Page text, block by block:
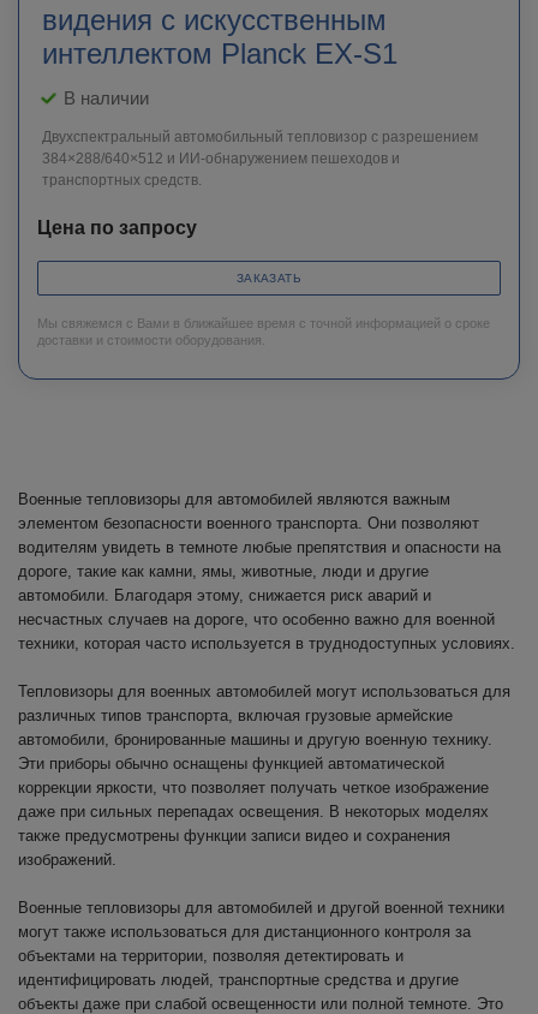
видения с искусственным
интеллектом Planck EX-S1
В наличии
Двухспектральный автомобильный тепловизор с разрешением
384×288/640×512 и ИИ-обнаружением пешеходов и
транспортных средств.
Цена по запросу
ЗАКАЗАТЬ
Мы свяжемся с Вами в ближайшее время с точной информацией о сроке
доставки и стоимости оборудования.
Военные тепловизоры для автомобилей являются важным
элементом безопасности военного транспорта. Они позволяют
водителям увидеть в темноте любые препятствия и опасности на
дороге, такие как камни, ямы, животные, люди и другие
автомобили. Благодаря этому, снижается риск аварий и
несчастных случаев на дороге, что особенно важно для военной
техники, которая часто используется в труднодоступных условиях.
Тепловизоры для военных автомобилей могут использоваться для
различных типов транспорта, включая грузовые армейские
автомобили, бронированные машины и другую военную технику.
Эти приборы обычно оснащены функцией автоматической
коррекции яркости, что позволяет получать четкое изображение
даже при сильных перепадах освещения. В некоторых моделях
также предусмотрены функции записи видео и сохранения
изображений.
Военные тепловизоры для автомобилей и другой военной техники
могут также использоваться для дистанционного контроля за
объектами на территории, позволяя детектировать и
идентифицировать людей, транспортные средства и другие
объекты даже при слабой освещенности или полной темноте. Это